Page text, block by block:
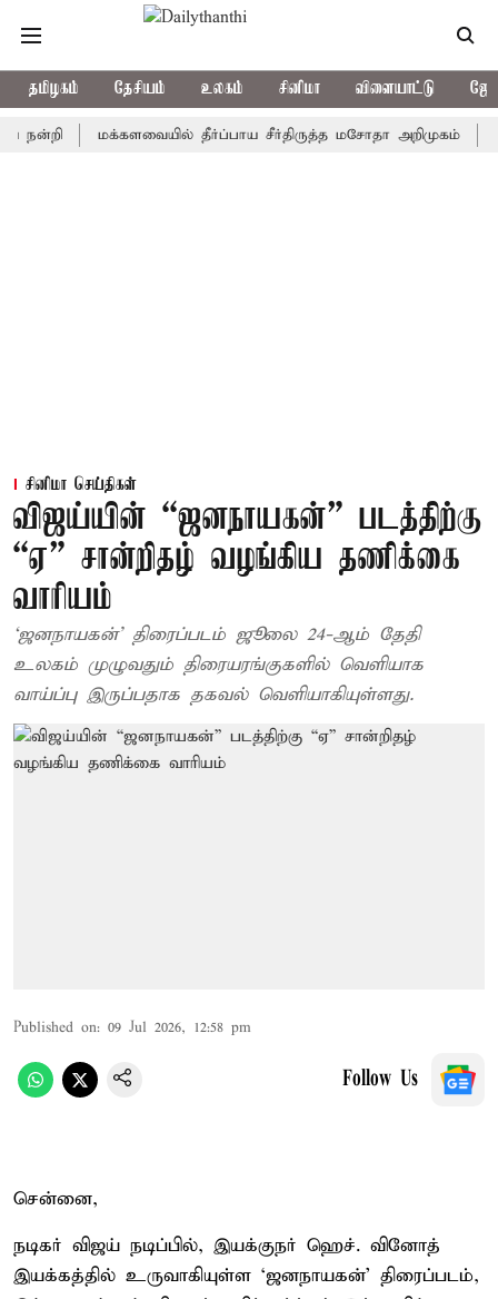
தமிழகம் தேசியம் உலகம் சினிமா விளையாட்டு
மக்களவையில் தீர்ப்பாய சீர்திருத்த மசோதா அறிமுகம் ஒரு
சினிமா செய்திகள்
விஜய்யின் “ஜனநாயகன்” படத்திற்கு
“ஏ” சான்றிதழ் வழங்கிய தணிக்கை
வாரியம்
‘ஜனநாயகன்’ திரைப்படம் ஜூலை 24-ஆம் தேதி
உலகம் முழுவதும் திரையரங்குகளில் வெளியாக
வாய்ப்பு இருப்பதாக தகவல் வெளியாகியுள்ளது.
Published on: 09 Jul 2026, 12:58 pm
Follow Us
சென்னை,
நடிகர் விஜய் நடிப்பில், இயக்குநர் ஹெச். வினோத்
இயக்கத்தில் உருவாகியுள்ள ‘ஜனநாயகன்’ திரைப்படம்,